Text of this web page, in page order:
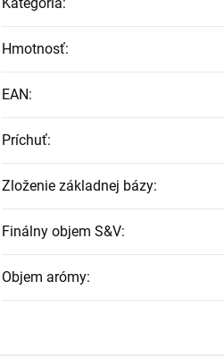
Hmotnosť:
EAN:
Príchuť:
Zloženie základnej bázy:
Finálny objem S&V:
Objem arómy: